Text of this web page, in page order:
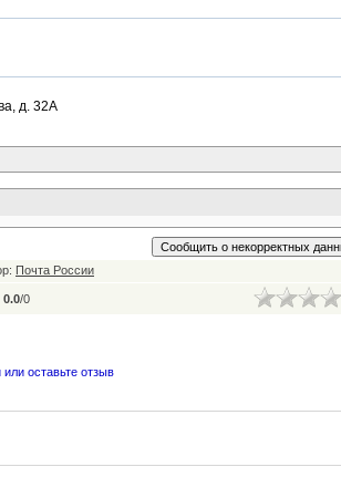
д. 32А
Почта России
0.0/0
оставьте отзыв